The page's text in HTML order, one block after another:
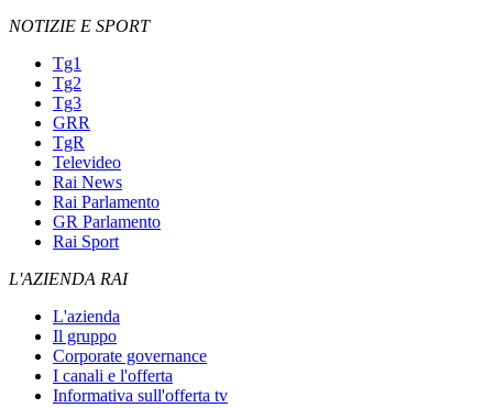
NOTIZIE E SPORT
Tg1
Tg2
Tg3
GRR
TgR
Televideo
Rai News
Rai Parlamento
GR Parlamento
Rai Sport
L'AZIENDA RAI
L'azienda
Il gruppo
Corporate governance
I canali e l'offerta
Informativa sull'offerta tv